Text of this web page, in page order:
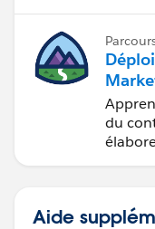
avec
ment
du
Aide